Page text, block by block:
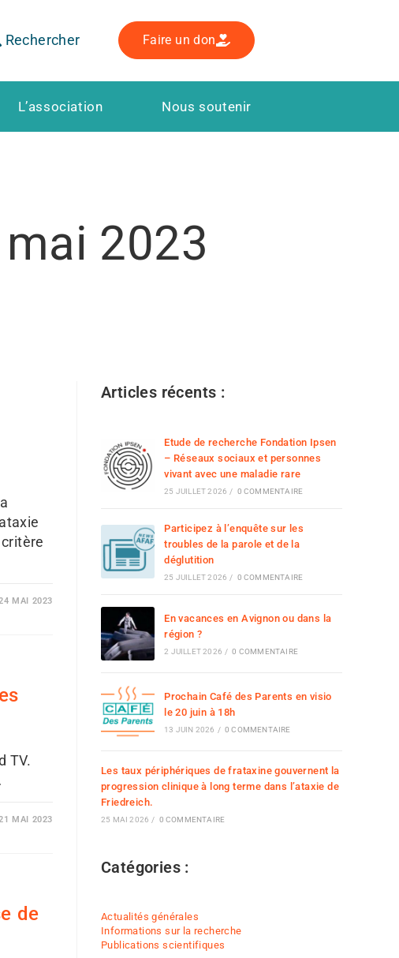
Rechercher Faire un don
L’association Nous soutenir
2023
MAI 2023
TV.
MAI 2023
de
Articles récents :
Etude de recherche Fondation Ipsen
– Réseaux sociaux et personnes
vivant avec une maladie rare
25 JUILLET 2026 / 0 COMMENTAIRE
Participez à l’enquête sur les
troubles de la parole et de la
déglutition
25 JUILLET 2026 / 0 COMMENTAIRE
En vacances en Avignon ou dans la
région ?
2 JUILLET 2026 / 0 COMMENTAIRE
Prochain Café des Parents en visio
le 20 juin à 18h
13 JUIN 2026 / 0 COMMENTAIRE
Les taux périphériques de frataxine gouvernent la
progression clinique à long terme dans l’ataxie de
Friedreich.
25 MAI 2026 / 0 COMMENTAIRE
Catégories :
Actualités générales
Informations sur la recherche
Publications scientifiques